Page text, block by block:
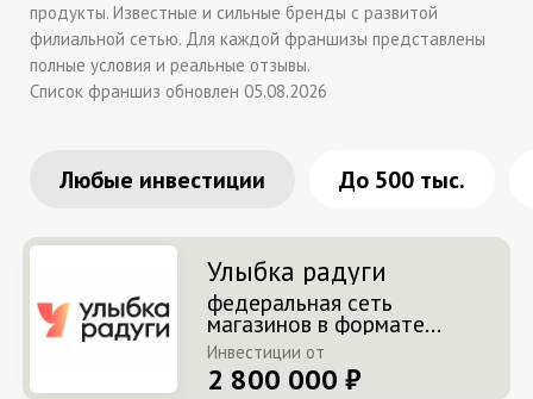
продукты. Известные и сильные бренды с развитой
филиальной сетью. Для каждой франшизы представлены
полные условия и реальные отзывы.
Список франшиз обновлен 05.08.2026
Любые инвестиции До 500 тыс.
Улыбка радуги
федеральная сеть
магазинов в формате...
Инвестиции от
2 800 000 ₽